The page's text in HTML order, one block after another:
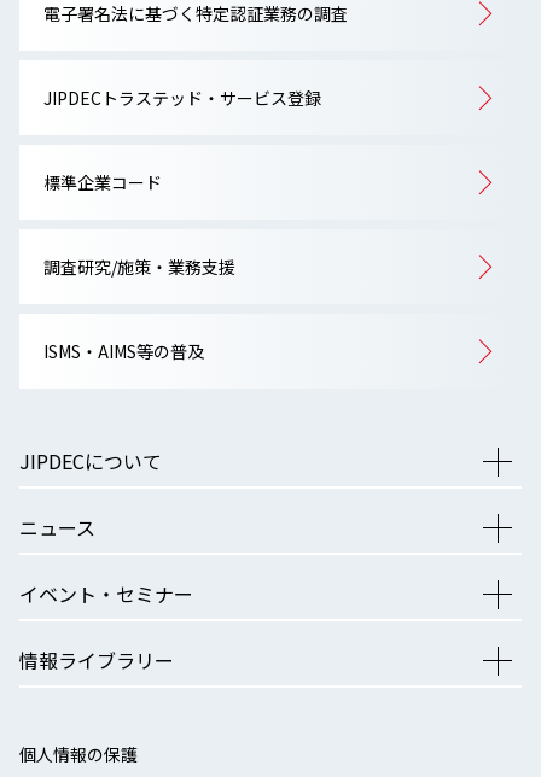
電子署名法に基づく特定認証業務の調査
JIPDECトラステッド・サービス登録
標準企業コード
調査研究/施策・業務支援
ISMS・AIMS等の普及
JIPDECについて
ニュース
イベント・セミナー
情報ライブラリー
個人情報の保護